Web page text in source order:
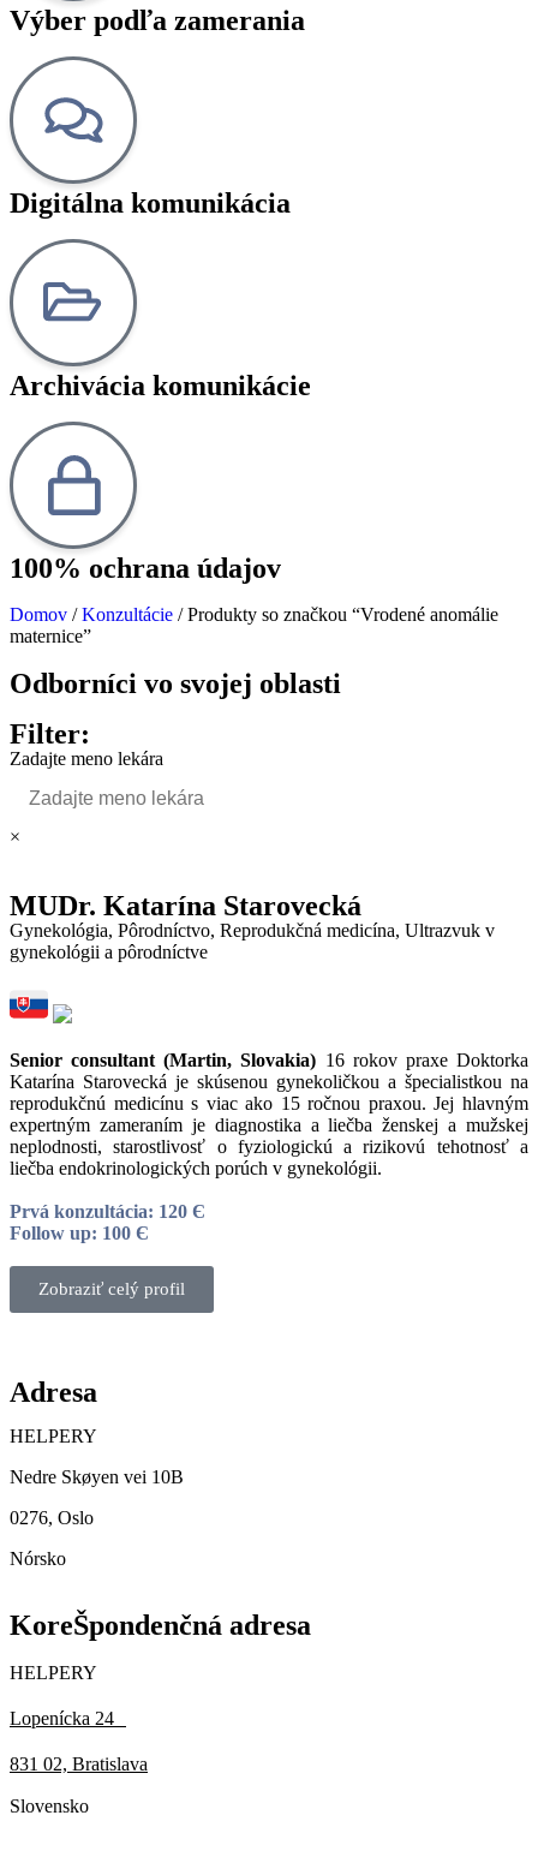
Výber podľa zamerania
Digitálna komunikácia
Archivácia komunikácie
100% ochrana údajov
Domov /Konzultácie / Produkty so značkou “Vrodené anomálie
maternice”
Odborníci vo svojej oblasti
Filter:
Zadajte meno lekára
×
MUDr. Katarína Starovecká
Gynekológia, Pôrodníctvo, Reprodukčná medicína, Ultrazvuk v
gynekológii a pôrodníctve
Senior consultant (Martin, Slovakia) 16 rokov praxe Doktorka
Katarína Starovecká je skúsenou gynekoličkou a špecialistkou na
reprodukčnú medicínu s viac ako 15 ročnou praxou. Jej hlavným
expertným zameraním je diagnostika a liečba ženskej a mužskej
neplodnosti, starostlivosť o fyziologickú a rizikovú tehotnosť a
liečba endokrinologických porúch v gynekológii.
Prvá konzultácia: 120 Є
Follow up: 100 Є
Zobraziť celý profil
Adresa
HELPERY
Nedre Skøyen vei 10B
0276, Oslo
Nórsko
KoreŠpondenčná adresa
HELPERY
Lopenícka 24
831 02, Bratislava
Slovensko